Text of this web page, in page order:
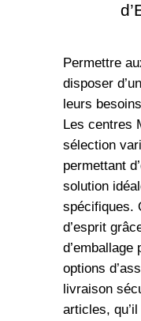
Permettre
disposer
leurs
Les centres
sélection
permettant
solution
spécifiques.
d’esprit
d’emballage
options
livraison
articles,